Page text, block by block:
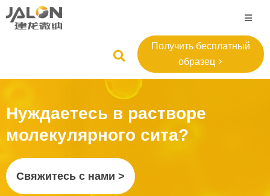
Получить бесплатный
образец >
Нуждаетесь в растворе
молекулярного сита?
Свяжитесь с нами >